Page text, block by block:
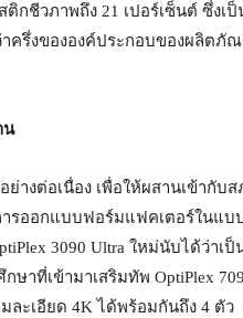
กชีวภาพถึง 21 เปอร์เซ็นต์ ซึ่งเ
าครึ่งขององค์ประกอบของผลิตภั
น
างต่อเนื่อง เพื่อให้ผสานเข้ากั
รออกแบบฟอร์มแฟคเตอร์ในแบ
3090 Ultra ใหม่นับได้ว่า
ษาที่เข้ามาเสริมทัพ OptiPlex
ละเอียด 4K ได้พร้อมกันถึง 4 ตัว